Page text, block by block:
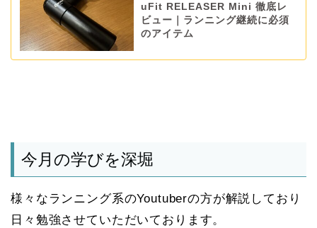
uFit RELEASER Mini 徹底レ
ビュー｜ランニング継続に必須
のアイテム
今月の学びを深堀
様々なランニング系のYoutuberの方が解説しており
日々勉強させていただいております。